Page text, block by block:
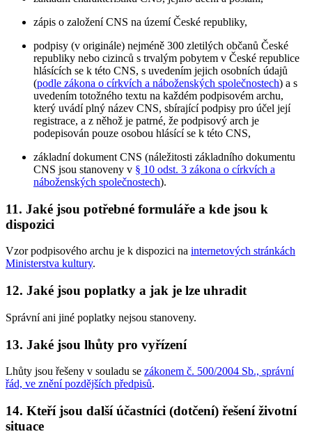
zápis o založení CNS na území České republiky,
podpisy (v originále) nejméně 300 zletilých občanů České
republiky nebo cizinců s trvalým pobytem v České republice
hlásících se k této CNS, s uvedením jejich osobních údajů
(podle zákona o církvích a náboženských společnostech) a s
uvedením totožného textu na každém podpisovém archu,
který uvádí plný název CNS, sbírající podpisy pro účel její
registrace, a z něhož je patrné, že podpisový arch je
podepisován pouze osobou hlásící se k této CNS,
základní dokument CNS (náležitosti základního dokumentu
CNS jsou stanoveny v § 10 odst. 3 zákona o církvích a
náboženských společnostech).
11. Jaké jsou potřebné formuláře a kde jsou k
dispozici
Vzor podpisového archu je k dispozici na internetových stránkách
Ministerstva kultury.
12. Jaké jsou poplatky a jak je lze uhradit
Správní ani jiné poplatky nejsou stanoveny.
13. Jaké jsou lhůty pro vyřízení
Lhůty jsou řešeny v souladu se zákonem č. 500/2004 Sb., správní
řád, ve znění pozdějších předpisů.
14. Kteří jsou další účastníci (dotčení) řešení životní
situace